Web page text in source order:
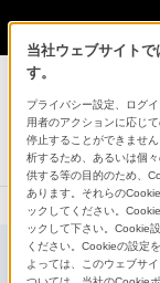
AVケーブル
イーサネット対応 HIGH
DLC-HE7HF/
生産完了
当社ウェブサイト
す。
プライバシー設定、ログ
用者のアクションに応じ
停止することができませ
析するため、あるいは個
供する等の目的のため、
あります。それらの
ックしてください。
ックして下さい。Cookie
ください。Cookieの設定
よっては、このウェブサ